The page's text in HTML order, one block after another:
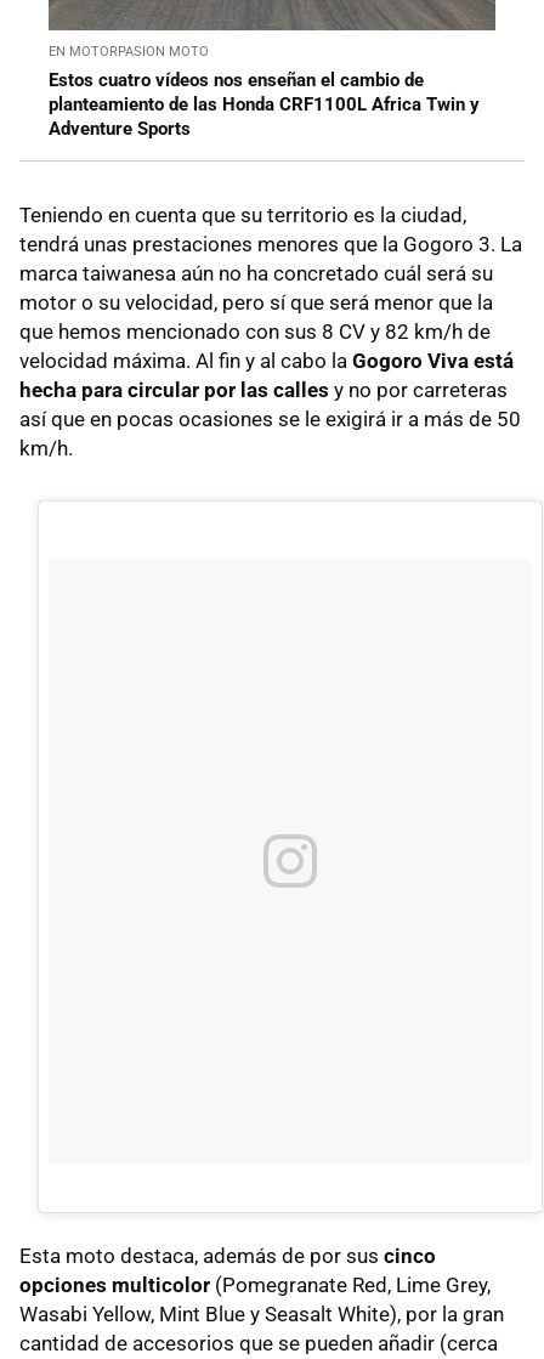
EN MOTORPASION MOTO
Estos cuatro vídeos nos enseñan el cambio de
planteamiento de las Honda CRF1100L Africa Twin y
Adventure Sports
Teniendo en cuenta que su territorio es la ciudad,
tendrá unas prestaciones menores que la Gogoro 3. La
marca taiwanesa aún no ha concretado cuál será su
motor o su velocidad, pero sí que será menor que la
que hemos mencionado con sus 8 CV y 82 km/h de
velocidad máxima. Al fin y al cabo la Gogoro Viva está
hecha para circular por las calles y no por carreteras
así que en pocas ocasiones se le exigirá ir a más de 50
km/h.
Esta moto destaca, además de por sus cinco
opciones multicolor (Pomegranate Red, Lime Grey,
Wasabi Yellow, Mint Blue y Seasalt White), por la gran
cantidad de accesorios que se pueden añadir (cerca